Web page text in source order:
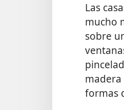
Las
mucho
sobre
formas